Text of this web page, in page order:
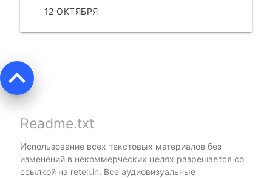
12 ОКТЯБРЯ
keyboard_arrow_up
Readme.txt
Использование всех текстовых материалов без
изменений в некоммерческих целях разрешается со
ссылкой на retell.in. Все аудиовизуальные